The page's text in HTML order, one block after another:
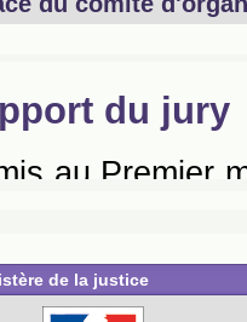
de la justice